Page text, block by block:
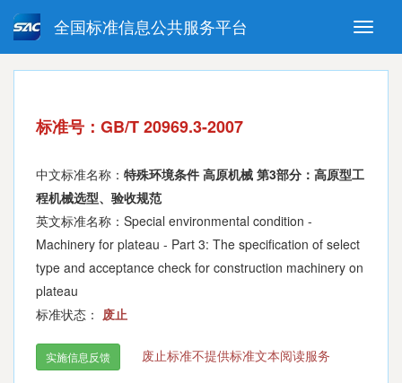
Toggle
全国标准信息公共服务平台
强制性国家标准 推荐性国家标准
指导性技术文件 (National standards in foreign
标准号：GB/T 20969.3-2007
中文标准名称： 特殊环境条件 高原机械 第3部分：高原型工
程机械选型、验收规范
英文标准名称：Special environmental condition -
Machinery for plateau - Part 3: The specification of select
type and acceptance check for construction machinery on
plateau
标准状态： 废止
实施信息反馈 废止标准不提供标准文本阅读服务